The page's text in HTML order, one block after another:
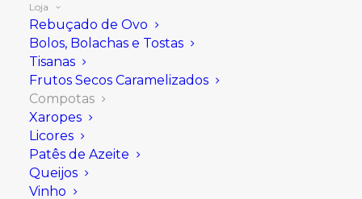
Loja
Rebuçado de Ovo
Bolos, Bolachas e Tostas
Tisanas
Frutos Secos Caramelizados
Compotas
Xaropes
Licores
Patês de Azeite
Queijos
Vinho